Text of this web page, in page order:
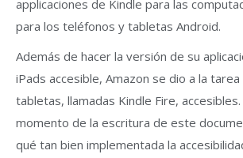
applicaciones de Kindle para las
para los teléfonos y tabletas Android.
Además de hacer la versión de su
iPads accesible, Amazon se dio a la
tabletas, llamadas Kindle Fire,
momento de la escritura de este
qué tan bien implementada la